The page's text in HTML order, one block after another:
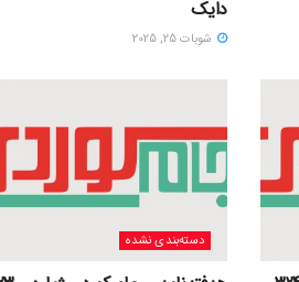
دایک
شوبات 25, 2025
دسته‌بندی نشده